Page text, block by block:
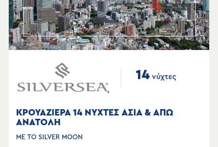
14 νύχτες
ΚΡΟΥΑΖΙΕΡΑ 14 ΝΥΧΤΕΣ ΑΣΙΑ & ΑΠΩ
ΑΝΑΤΟΛΗ
ΜΕ ΤΟ SILVER MOON